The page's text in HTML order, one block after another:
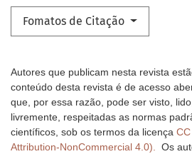
Fomatos de Citação
Autores que publicam nesta revista
conteúdo desta revista é de acesso
que, por essa razão, pode ser visto,
livremente, respeitadas as normas
científicos, sob os termos da licença
Attribution-NonCommercial 4.0). Os